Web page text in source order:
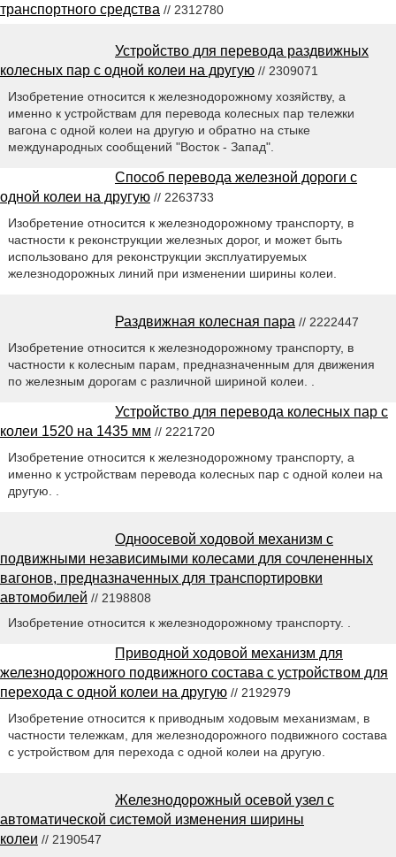
транспортного средства // 2312780
Устройство для перевода раздвижных
колесных пар с одной колеи на другую // 2309071
Изобретение относится к железнодорожному хозяйству, а
именно к устройствам для перевода колесных пар тележки
вагона с одной колеи на другую и обратно на стыке
международных сообщений "Восток - Запад".
Способ перевода железной дороги с
одной колеи на другую // 2263733
Изобретение относится к железнодорожному транспорту, в
частности к реконструкции железных дорог, и может быть
использовано для реконструкции эксплуатируемых
железнодорожных линий при изменении ширины колеи.
Раздвижная колесная пара // 2222447
Изобретение относится к железнодорожному транспорту, в
частности к колесным парам, предназначенным для движения
по железным дорогам с различной шириной колеи. .
Устройство для перевода колесных пар с
колеи 1520 на 1435 мм // 2221720
Изобретение относится к железнодорожному транспорту, а
именно к устройствам перевода колесных пар с одной колеи на
другую. .
Одноосевой ходовой механизм с
подвижными независимыми колесами для сочлененных
вагонов, предназначенных для транспортировки
автомобилей // 2198808
Изобретение относится к железнодорожному транспорту. .
Приводной ходовой механизм для
железнодорожного подвижного состава с устройством для
перехода с одной колеи на другую // 2192979
Изобретение относится к приводным ходовым механизмам, в
частности тележкам, для железнодорожного подвижного состава
с устройством для перехода с одной колеи на другую.
Железнодорожный осевой узел с
автоматической системой изменения ширины
колеи // 2190547